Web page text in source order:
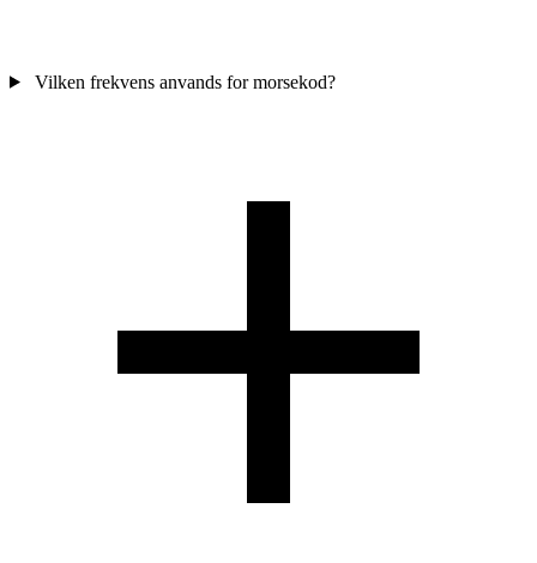
Vilken frekvens anvands for morsekod?